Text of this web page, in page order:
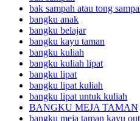
bak sampah atau tong
bangku anak
bangku belajar
bangku kayu taman
bangku kuliah
bangku kuliah lipat
bangku lipat
bangku lipat kuliah
bangku lipat untuk kuliah
BANGKU MEJA TAMAN
bangku meja taman kayu